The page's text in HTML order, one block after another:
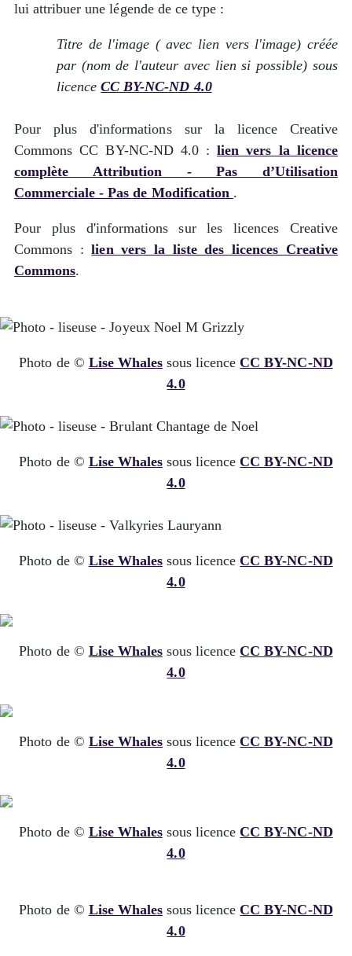
lui attribuer une légende de ce type :
Titre de l'image ( avec lien vers l'image) créée
par (nom de l'auteur avec lien si possible) sous
licenceCC BY-NC-ND 4.0
Pour plus d'informations sur la licence Creative
Commons CC BY-NC-ND 4.0 :lien vers la licence
complète Attribution - Pas d’Utilisation
Commerciale - Pas de Modification .
Pour plus d'informations sur les licences Creative
Commons :lien vers la liste des licences Creative
Commons.
Photo de © Lise Whalessous licence CC BY-NC-ND
4.0
Photo de © Lise Whalessous licence CC BY-NC-ND
4.0
Photo de © Lise Whalessous licence CC BY-NC-ND
4.0
Photo de © Lise Whalessous licence CC BY-NC-ND
4.0
Photo de © Lise Whalessous licence CC BY-NC-ND
4.0
Photo de © Lise Whalessous licence CC BY-NC-ND
4.0
Photo de © Lise Whalessous licence CC BY-NC-ND
4.0